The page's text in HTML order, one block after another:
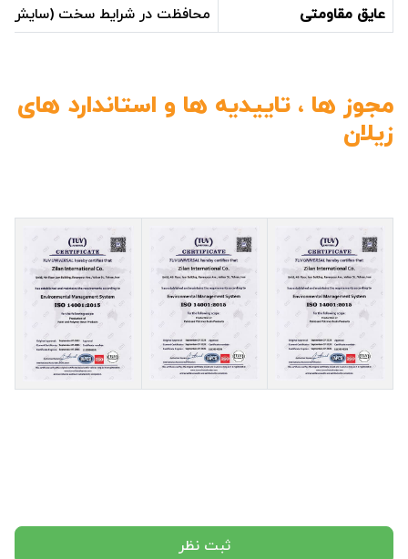
عایق مقاومتی محافظت در شرایط سخت (سایش/
مجوز ها ، تاییدیه ها و استاندارد های
زیلان
ثبت نظر